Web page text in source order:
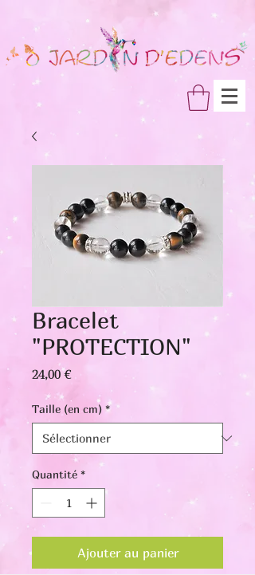
Bracelet
"PROTECTION"
24,00 €Prix
Taille (en cm) *
Quantité *
Ajouter au panier